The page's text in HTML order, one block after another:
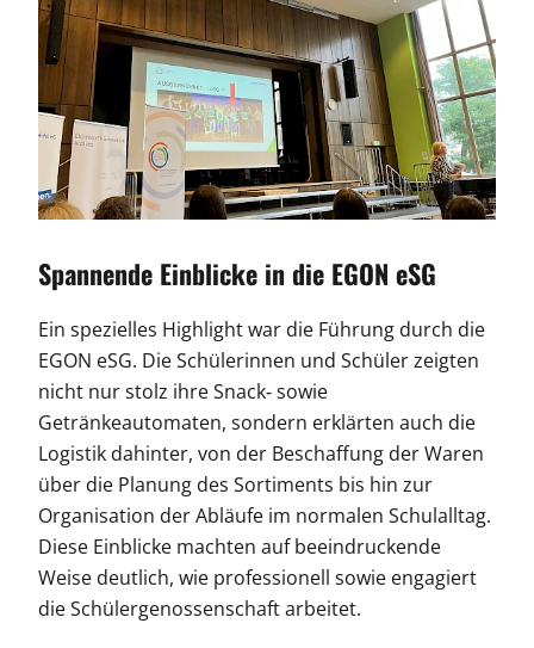
Spannende Einblicke in die EGON eSG
Ein spezielles Highlight war die Führung durch die
EGON eSG. Die Schülerinnen und Schüler zeigten
nicht nur stolz ihre Snack‑ sowie
Getränkeautomaten, sondern erklärten auch die
Logistik dahinter, von der Beschaffung der Waren
über die Planung des Sortiments bis hin zur
Organisation der Abläufe im normalen Schulalltag.
Diese Einblicke machten auf beeindruckende
Weise deutlich, wie professionell sowie engagiert
die Schülergenossenschaft arbeitet.